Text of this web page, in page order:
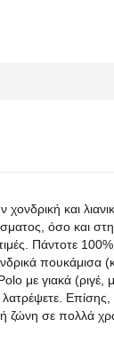
χονδρική και
όσο και
Πάντοτε
πουκάμισα
με γιακά
ζώνη σε πολλά